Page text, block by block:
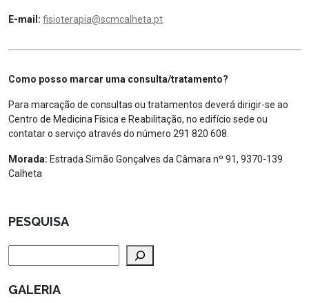
E-mail: fisioterapia@scmcalheta.pt
Como posso marcar uma consulta/tratamento?
Para marcação de consultas ou tratamentos deverá dirigir-se ao
Centro de Medicina Física e Reabilitação, no edifício sede ou
contatar o serviço através do número 291 820 608.
Morada: Estrada Simão Gonçalves da Câmara nº 91, 9370-139
Calheta
PESQUISA
GALERIA